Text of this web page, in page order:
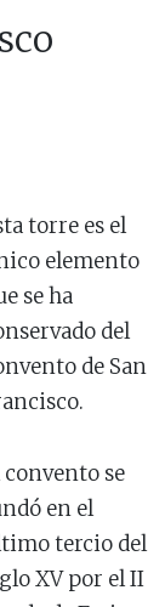
torre es el
elemento
se ha
del
de San
convento se
en el
tercio del
XV por el II